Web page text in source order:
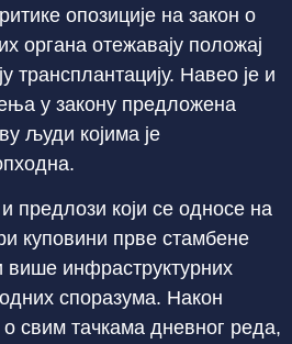
опозиције на закон о
органа отежавају положај
трансплантацију. Навео је и
у закону предложена
људи којима је
предлози који се односе на
куповини прве стамбене
више инфраструктурних
споразума. Након
свим тачкама дневног реда,